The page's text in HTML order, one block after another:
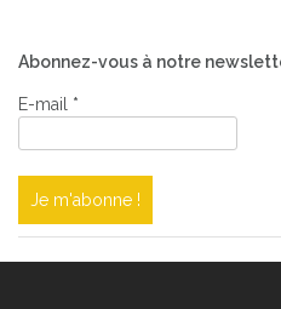
Abonnez-vous à notre
E-mail *